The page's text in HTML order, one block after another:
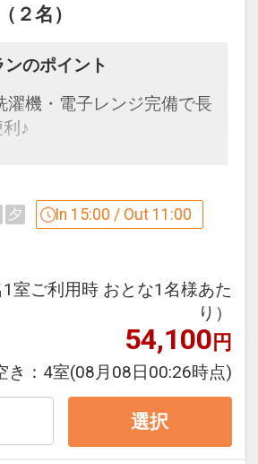
得】連泊割引がございま
につきおひとり様
併用はできません。
ご旅行代金は、カレンダ
ただいた後表示される
確認画面」でご確認くだ
べての日において人数・
イプ・食事条件・プラン同
が割引適用の条件となりま
ト
２名）
ンのポイント
濯機・電子レンジ完備で長
♪
３０日前までのご予約が
０日前までの予約受付で
降の人数変更、おとな・
更はできません。
ルオリジナル「日本最西
富島の湯」の入浴剤の素１
夕 In 15:00 / Out 11:00
1室ご利用時 おとな1名様あた
り）
54,100円
き： 4室(08月08日00:26時点)
選択